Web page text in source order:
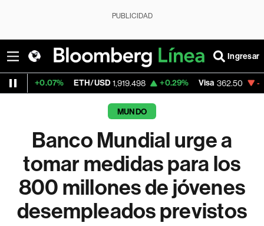
PUBLICIDAD
Ingresar
ETH/USD 1,919.498 +0.29% Visa 362.50 -2.15%
MUNDO
Banco Mundial urge a
tomar medidas para los
800 millones de jóvenes
desempleados previstos